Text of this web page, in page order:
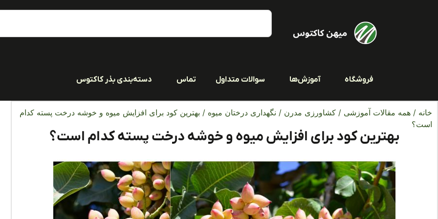
فروشگاه آموزش‌ها سوالات متداول تماس دسته‌بندی بذر کاکتوس
خانه / همه مقالات آموزشی / کشاورزی مدرن / نگهداری درختان میوه / بهترین کود برای افزایش میوه و خوشه درخت پسته کدام
است؟
بهترین کود برای افزایش میوه و خوشه درخت پسته کدام است؟